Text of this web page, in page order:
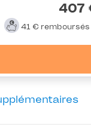
407
41 € remboursés